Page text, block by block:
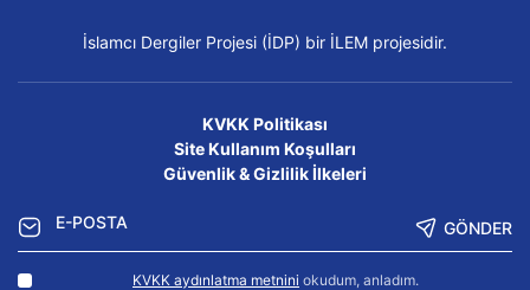
İslamcı Dergiler Projesi (İDP) bir İLEM projesidir.
KVKK Politikası
Site Kullanım Koşulları
Güvenlik & Gizlilik İlkeleri
GÖNDER
KVKK aydınlatma metnini okudum, anladım.